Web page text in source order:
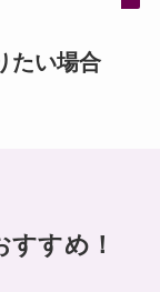
たい場合
すめ！